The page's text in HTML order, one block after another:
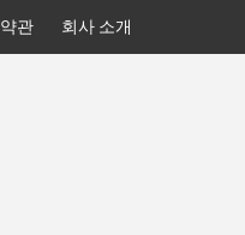
관 회사 소개